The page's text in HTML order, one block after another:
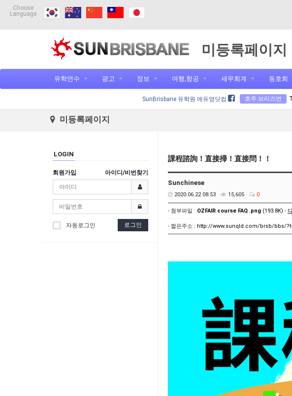
Choose
Language
미등록페이지
유학연수 광고 정보 여행,항공 세무회계 동호회
SunBrisbane 유학원 에듀영닷컴 호주 브리즈번
미등록페이지
LOGIN
회원가입 아이디/비번찾기
자동로그인 로그인
課程諮詢！直接掃！直接問！！
Sunchinese
2020.06.22 08:53 15,605 0
- 첨부파일 : OZFAIR course FAQ .png (193.8K) -
- 짧은주소 : http://www.sunqld.com/brsb/bbs/